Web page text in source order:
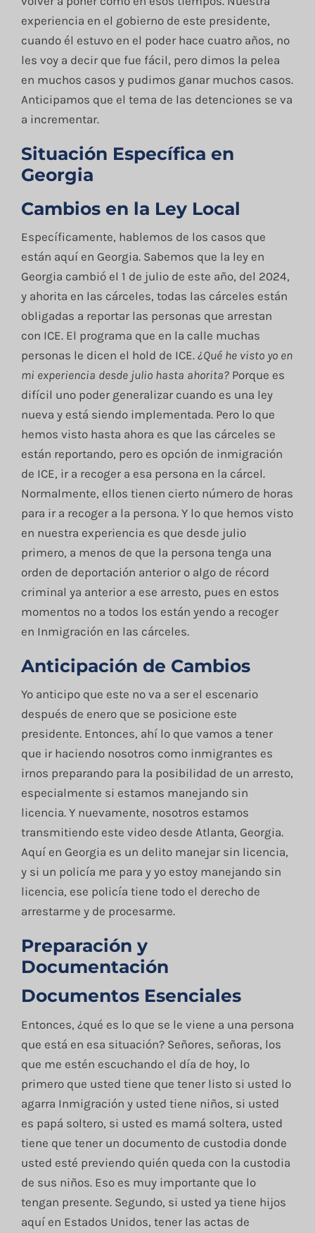
experiencia en el gobierno de este presidente,
cuando él estuvo en el poder hace cuatro años, no
les voy a decir que fue fácil, pero dimos la pelea
en muchos casos y pudimos ganar muchos casos.
Anticipamos que el tema de las detenciones se va
a incrementar.
Situación Específica en
Georgia
Cambios en la Ley Local
Específicamente, hablemos de los casos que
están aquí en Georgia. Sabemos que la ley en
Georgia cambió el 1 de julio de este año, del 2024,
y ahorita en las cárceles, todas las cárceles están
obligadas a reportar las personas que arrestan
con ICE. El programa que en la calle muchas
personas le dicen el hold de ICE. ¿Qué he visto yo en
mi experiencia desde julio hasta ahorita?Porque es
difícil uno poder generalizar cuando es una ley
nueva y está siendo implementada. Pero lo que
hemos visto hasta ahora es que las cárceles se
están reportando, pero es opción de inmigración
de ICE, ir a recoger a esa persona en la cárcel.
Normalmente, ellos tienen cierto número de horas
para ir a recoger a la persona. Y lo que hemos visto
en nuestra experiencia es que desde julio
primero, a menos de que la persona tenga una
orden de deportación anterior o algo de récord
criminal ya anterior a ese arresto, pues en estos
momentos no a todos los están yendo a recoger
en Inmigración en las cárceles.
Anticipación de Cambios
Yo anticipo que este no va a ser el escenario
después de enero que se posicione este
presidente. Entonces, ahí lo que vamos a tener
que ir haciendo nosotros como inmigrantes es
irnos preparando para la posibilidad de un arresto,
especialmente si estamos manejando sin
licencia. Y nuevamente, nosotros estamos
transmitiendo este video desde Atlanta, Georgia.
Aquí en Georgia es un delito manejar sin licencia,
y si un policía me para y yo estoy manejando sin
licencia, ese policía tiene todo el derecho de
arrestarme y de procesarme.
Preparación y
Documentación
Documentos Esenciales
Entonces, ¿qué es lo que se le viene a una persona
que está en esa situación? Señores, señoras, los
que me estén escuchando el día de hoy, lo
primero que usted tiene que tener listo si usted lo
agarra Inmigración y usted tiene niños, si usted
es papá soltero, si usted es mamá soltera, usted
tiene que tener un documento de custodia donde
usted esté previendo quién queda con la custodia
de sus niños. Eso es muy importante que lo
tengan presente. Segundo, si usted ya tiene hijos
aquí en Estados Unidos, tener las actas de